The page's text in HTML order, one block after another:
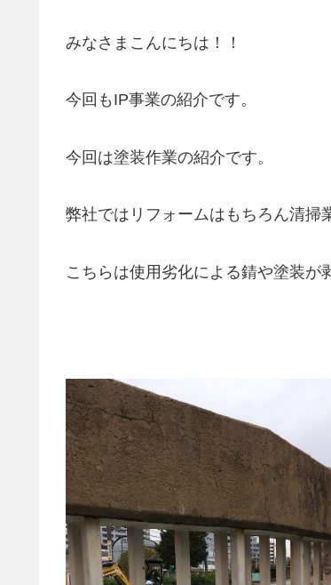
みなさまこんにちは！！
今回もIP事業の紹介です。
今回は塗装作業の紹介です。
弊社ではリフォームはもちろん清掃
こちらは使用劣化による錆や塗装が